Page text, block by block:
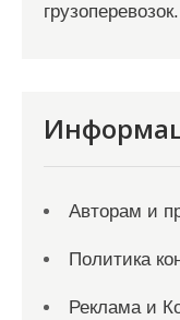
грузоперевозок.
Авторам и
Политика
Реклама и